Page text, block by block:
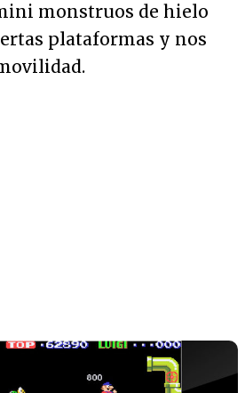
monstruos de hielo
plataformas y nos